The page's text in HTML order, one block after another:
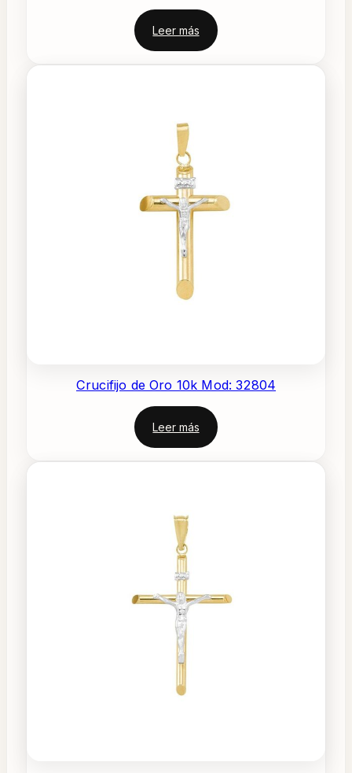
Leer más
Crucifijo de Oro 10k Mod: 32804
Leer más